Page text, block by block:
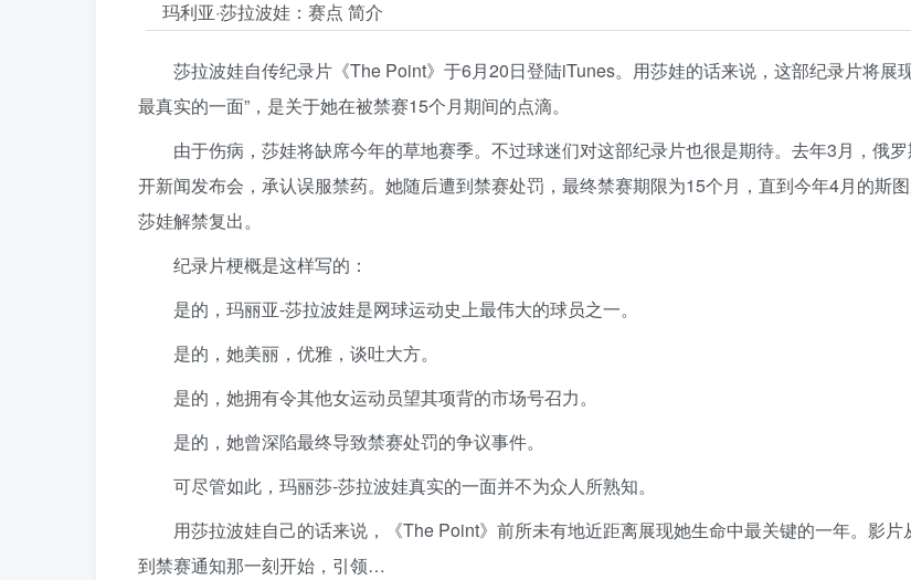
玛利亚·莎拉波娃：赛点 简介
莎拉波娃自传纪录片《The Point》于6月20日登陆iTunes。用莎娃的话来说，这部纪录片将展
最真实的一面”，是关于她在被禁赛15个月期间的点滴。
由于伤病，莎娃将缺席今年的草地赛季。不过球迷们对这部纪录片也很是期待。去年3月，俄
开新闻发布会，承认误服禁药。她随后遭到禁赛处罚，最终禁赛期限为15个月，直到今年4月的斯图
莎娃解禁复出。
纪录片梗概是这样写的：
是的，玛丽亚-莎拉波娃是网球运动史上最伟大的球员之一。
是的，她美丽，优雅，谈吐大方。
是的，她拥有令其他女运动员望其项背的市场号召力。
是的，她曾深陷最终导致禁赛处罚的争议事件。
可尽管如此，玛丽莎-莎拉波娃真实的一面并不为众人所熟知。
用莎拉波娃自己的话来说，《The Point》前所未有地近距离展现她生命中最关键的一年。影片
到禁赛通知那一刻开始，引领…